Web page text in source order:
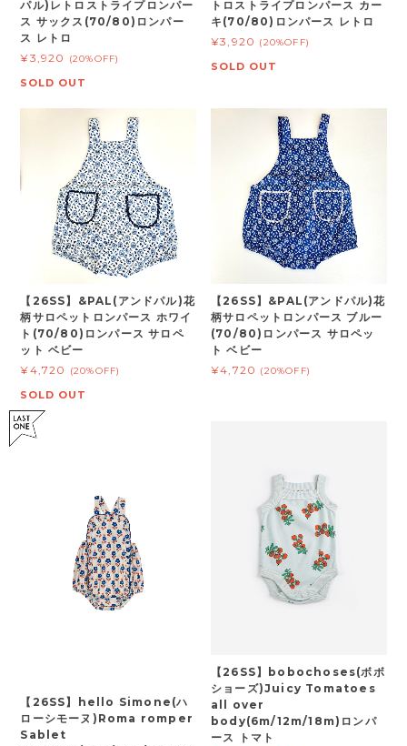
パル)レトロストライプロンパー
ス サックス(70/80)ロンパー
ス レトロ
¥3,920
(20%OFF)
SOLD OUT
トロストライプロンパース カー
キ(70/80)ロンパース レトロ
¥3,920 (20%OFF)
SOLD OUT
【26SS】&PAL(アンドパル)花
柄サロペットロンパース ホワイ
ト(70/80)ロンパース サロペ
ット ベビー
¥4,720
(20%OFF)
SOLD OUT
【26SS】&PAL(アンドパル)花
柄サロペットロンパース ブルー
(70/80)ロンパース サロペッ
ト ベビー
¥4,720 (20%OFF)
【26SS】hello Simone(ハ
ローシモーヌ)Roma romper
Sablet
【26SS】bobochoses(ボボ
ショーズ)Juicy Tomatoes
all over
body(6m/12m/18m)ロンパ
ース トマト